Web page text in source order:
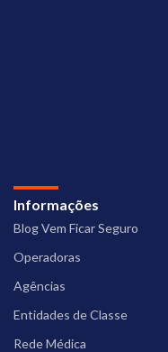
Informações
Blog Vem Ficar Seguro
Operadoras
Agências
Entidades de Classe
Rede Médica